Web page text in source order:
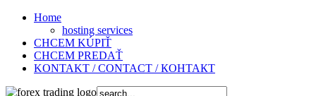
Home
hosting services
CHCEM KÚPIŤ
CHCEM PREDAŤ
KONTAKT / CONTACT / КОНТАКТ